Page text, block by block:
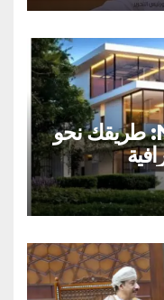
شركة Nations of Sky: طريقك نحو